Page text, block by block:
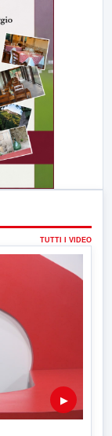
TUTTI I VIDEO
▶